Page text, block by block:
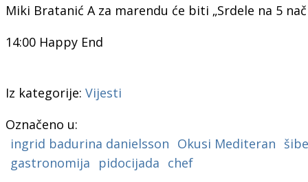
Miki Bratanić A za marendu će biti „Srdele na 5
14:00 Happy End
Iz kategorije: Vijesti
Označeno u:
ingrid badurina danielsson Okusi Mediteran
gastronomija
pidocijada chef